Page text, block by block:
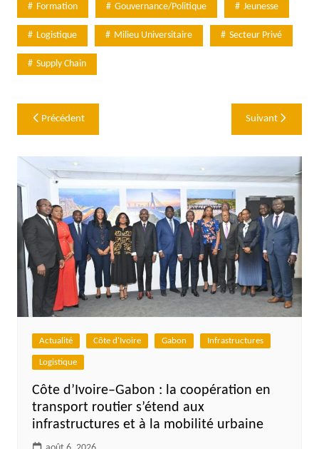
Formation Gouvernance/Politique Jeunesse
Logistique Milieu Universitaire Secteur Privé
Supply Chain
Navigation
de
l’article
Précédent Suivant
Actualité Côte d'Ivoire Gabon Infrastructures
Logistique
Côte d’Ivoire–Gabon : la coopération en
transport routier s’étend aux
infrastructures et à la mobilité urbaine